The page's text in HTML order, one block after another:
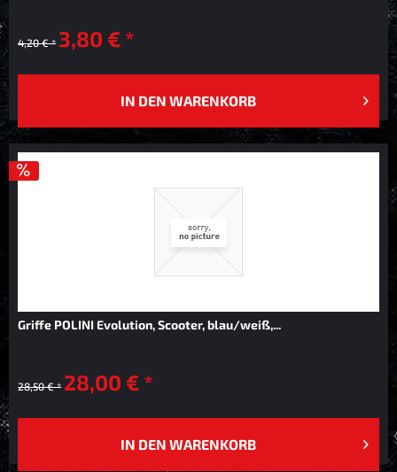
4,20 € * 3,80 € *
IN DEN WARENKORB
Griffe POLINI Evolution, Scooter, blau/weiß,...
28,50 € * 28,00 € *
IN DEN WARENKORB